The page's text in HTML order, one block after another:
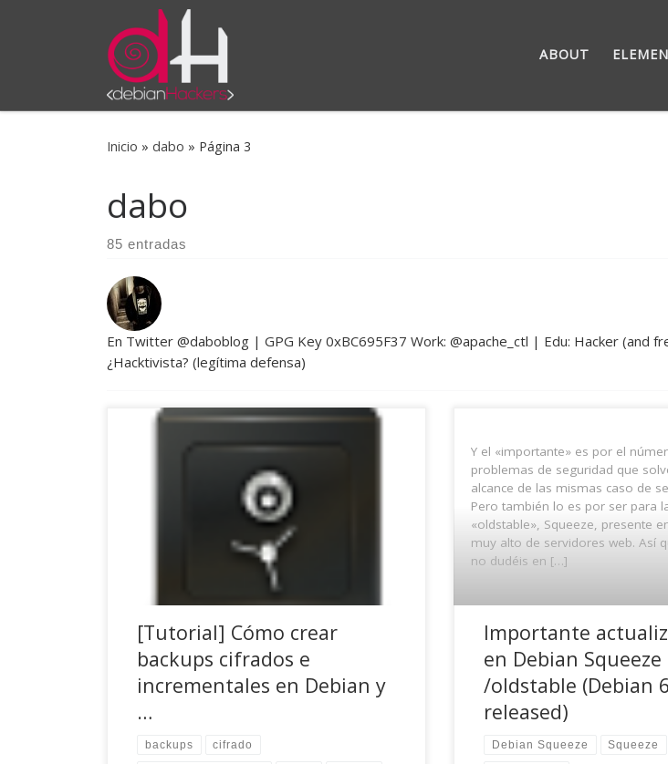
Saltar al contenido
ABOUT
Inicio » dabo » Página 3
dabo
85 entradas
En Twitter @daboblog | GPG Key 0xBC695F37 Work: @apache_ctl | Edu: Hacker (and
¿Hacktivista? (legítima defensa)
Ya he comentado en algún podcast que por lo
general, siempre suelo instalar mis máquinas
Debian (escritorio) con LVM cifrando la raíz,
/home y la swap (una buena «feature» de
Debian, si cifras vía dm-crypt tu /home, por
seguridad te obliga desde el instalador a cifrar la
[Tutorial] Cómo crear
backups cifrados e
incrementales en Debian y
…
backups cifrado
Y el «importante» es por el
problemas de seguridad que
alcance de las mismas caso de
Pero también lo es por ser para
«oldstable», Squeeze, presente
muy alto de servidores web. Así
no dudéis en […]
Importante
en Debian Squeeze
/oldstable (Debian
released)
Debian Squeeze Squeeze